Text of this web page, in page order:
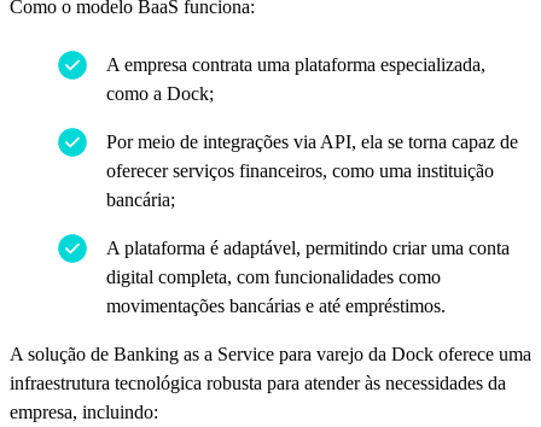
Como o modelo BaaS funciona:
A empresa contrata uma plataforma especializada,
como a Dock;
Por meio de integrações via API, ela se torna capaz de
oferecer serviços financeiros, como uma instituição
bancária;
A plataforma é adaptável, permitindo criar uma conta
digital completa, com funcionalidades como
movimentações bancárias e até empréstimos.
A solução de Banking as a Service para varejo da Dock oferece uma
infraestrutura tecnológica robusta para atender às necessidades da
empresa, incluindo: